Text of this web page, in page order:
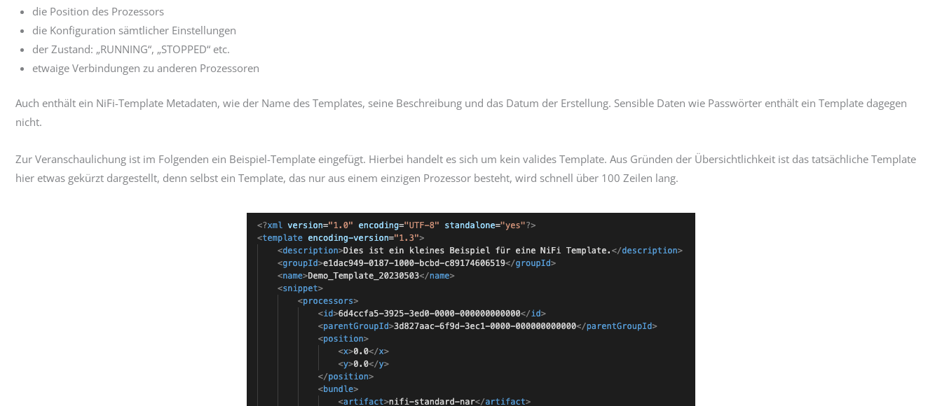
die Position des Prozessors
die Konfiguration sämtlicher Einstellungen
der Zustand: „RUNNING“, „STOPPED“ etc.
etwaige Verbindungen zu anderen Prozessoren
Auch enthält ein NiFi-Template Metadaten, wie der Name des Templates, seine Beschreibung und das Datum der Erstellung. Sensible Daten wie Passwörter enthält ein Template dagegen
nicht.
Zur Veranschaulichung ist im Folgenden ein Beispiel-Template eingefügt. Hierbei handelt es sich um kein valides Template. Aus Gründen der Übersichtlichkeit ist das tatsächliche Template
hier etwas gekürzt dargestellt, denn selbst ein Template, das nur aus einem einzigen Prozessor besteht, wird schnell über 100 Zeilen lang.